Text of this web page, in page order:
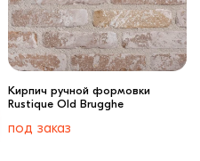
Кирпич ручной формовки
Rustique Old Brugghe
под заказ